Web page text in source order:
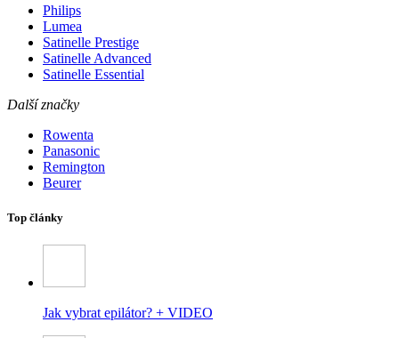
Philips
Lumea
Satinelle Prestige
Satinelle Advanced
Satinelle Essential
Další značky
Rowenta
Panasonic
Remington
Beurer
Top články
Jak vybrat epilátor? + VIDEO